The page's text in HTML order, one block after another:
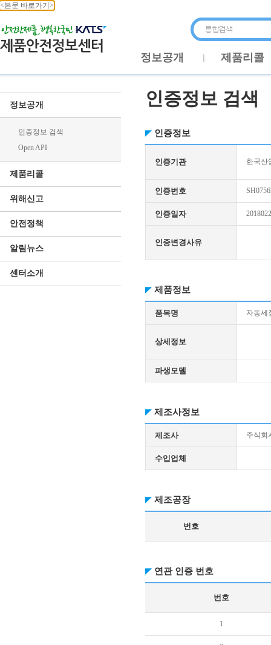
<본문 바로가기>
정보공개 제품리콜
정보공개
인증정보 검색
Open API
제품리콜
위해신고
안전정책
알림뉴스
센터소개
인증정보 검색
인증정보
인증기관 한국산
인증번호
인증일자
인증변경사유
제품정보
품목명 자동세
상세정보
파생모델
제조사정보
제조사 주식회
수입업체
제조공장
번호
연관 인증 번호
번호
1